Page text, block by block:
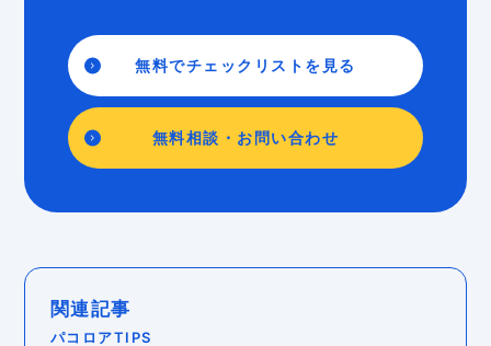
無料でチェックリストを見る
無料相談・お問い合わせ
関連記事
パコロアTIPS